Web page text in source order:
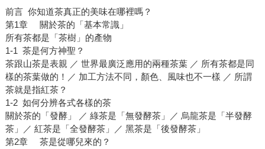
前言 你知道茶真正的美味在哪裡嗎？
第1章 關於茶的「基本常識」
所有茶都是「茶樹」的產物
1-1 茶是何方神聖？
茶跟山茶是表親 ／ 世界最廣泛應用的兩種茶葉 ／ 所有茶都是同
樣的茶葉做的！／ 加工方法不同，顏色、風味也不一樣 ／ 所謂
茶就是指紅茶？
1-2 如何分辨各式各樣的茶
關於茶的「發酵」 ／ 綠茶是「無發酵茶」／ 烏龍茶是「半發酵
茶」／ 紅茶是「全發酵茶」／ 黑茶是「後發酵茶」
第2章 茶是從哪兒來的？